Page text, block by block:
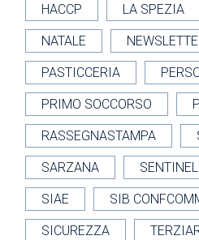
HACCP LA SPEZIA
NATALE
PASTICCERIA
PRIMO SOCCORSO
RASSEGNASTAMPA
SARZANA
SIAE SIB
SICUREZZA